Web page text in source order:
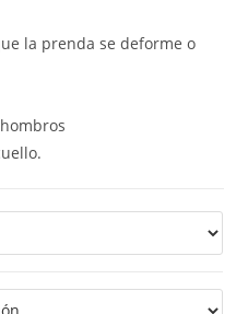
la prenda se deforme o